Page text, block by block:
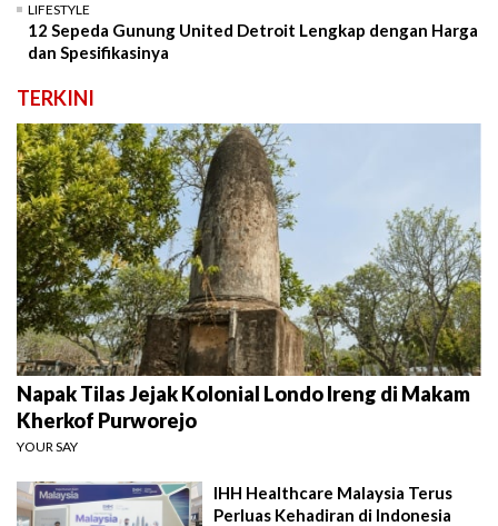
LIFESTYLE
12 Sepeda Gunung United Detroit Lengkap dengan Harga
dan Spesifikasinya
TERKINI
Napak Tilas Jejak Kolonial Londo Ireng di Makam
Kherkof Purworejo
YOUR SAY
IHH Healthcare Malaysia Terus
Perluas Kehadiran di Indonesia